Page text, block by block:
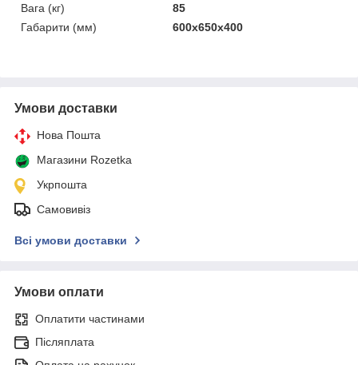
Вага (кг)
85
Габарити (мм)
600х650х400
Умови доставки
Нова Пошта
Магазини Rozetka
Укрпошта
Самовивіз
Всі умови доставки
Умови оплати
Оплатити частинами
Післяплата